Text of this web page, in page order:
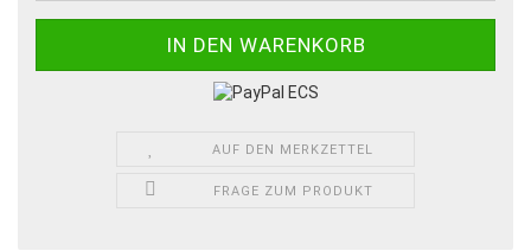
AUF DEN MERKZETTEL
FRAGE ZUM PRODUKT